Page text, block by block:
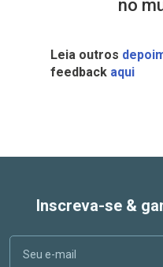
no
Leia outros
feedback aqui
Inscreva-se &